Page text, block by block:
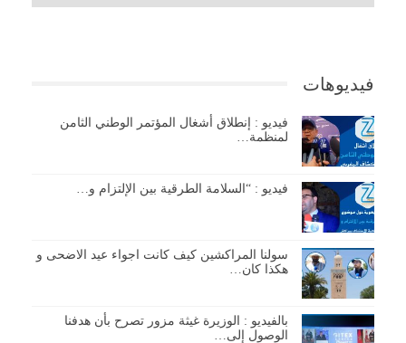
فيديوهات
فيديو : إنطلاق أشغال المؤتمر الوطني الثامن
لمنظمة…
فيديو : “السلامة الطرقية بين الإلتزام و…
سولنا المراكشين كيف كانت اجواء عيد الاضحى و
هكذا كان…
بالفيديو : الوزيرة غيثة مزور تصرح بأن هدفنا
الوصول إلى…